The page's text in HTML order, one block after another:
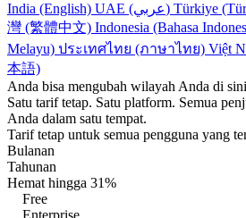
India (English)
UAE (عربي) Türkiye
灣 (繁體中文) Indonesia (Bahasa
Melayu) ประเทศไทย (ภาษาไทย) Việt
本語)
Anda bisa mengubah wilayah Anda di
Satu tarif tetap. Satu platform. Semua
Anda dalam satu tempat.
Tarif tetap untuk semua pengguna yang
Bulanan
Tahunan
Hemat hingga 31%
Free
Enterprise